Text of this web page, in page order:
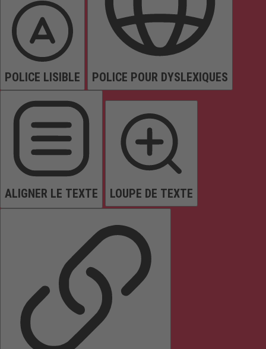
POLICE LISIBLE POLICE POUR DYSLEXIQUES
ALIGNER LE TEXTE LOUPE DE TEXTE